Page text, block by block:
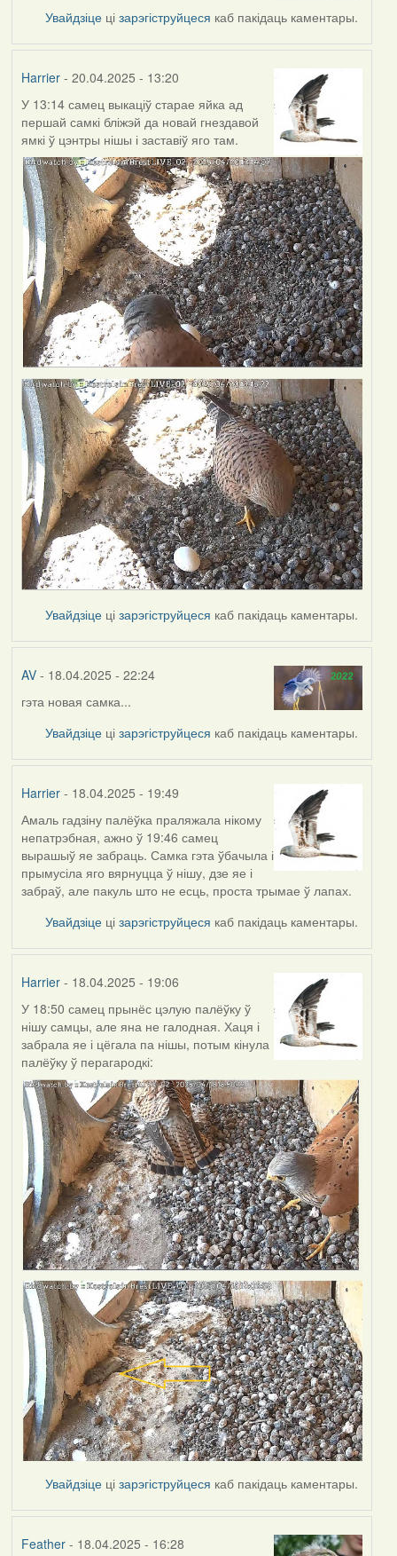
Увайдзіце цізарэгіструйцеся каб пакідаць каментары.
Harrier- 20.04.2025 - 13:20
У 13:14 самец выкаціў старае яйка ад
першай самкі бліжэй да новай гнездавой
ямкі ў цэнтры нішы і заставіў яго там.
Увайдзіце цізарэгіструйцеся каб пакідаць каментары.
AV- 18.04.2025 - 22:24
гэта новая самка...
Увайдзіце цізарэгіструйцеся каб пакідаць каментары.
Harrier- 18.04.2025 - 19:49
Амаль гадзіну палёўка праляжала нікому
непатрэбная, ажно ў 19:46 самец
вырашыў яе забраць. Самка гэта ўбачыла і
прымусіла яго вярнуцца ў нішу, дзе яе і
забраў, але пакуль што не есць, проста трымае ў лапах.
Увайдзіце цізарэгіструйцеся каб пакідаць каментары.
Harrier- 18.04.2025 - 19:06
У 18:50 самец прынёс цэлую палёўку ў
нішу самцы, але яна не галодная. Хаця і
забрала яе і цёгала па нішы, потым кінула
палёўку ў перагародкі:
Увайдзіце цізарэгіструйцеся каб пакідаць каментары.
Feather- 18.04.2025 - 16:28